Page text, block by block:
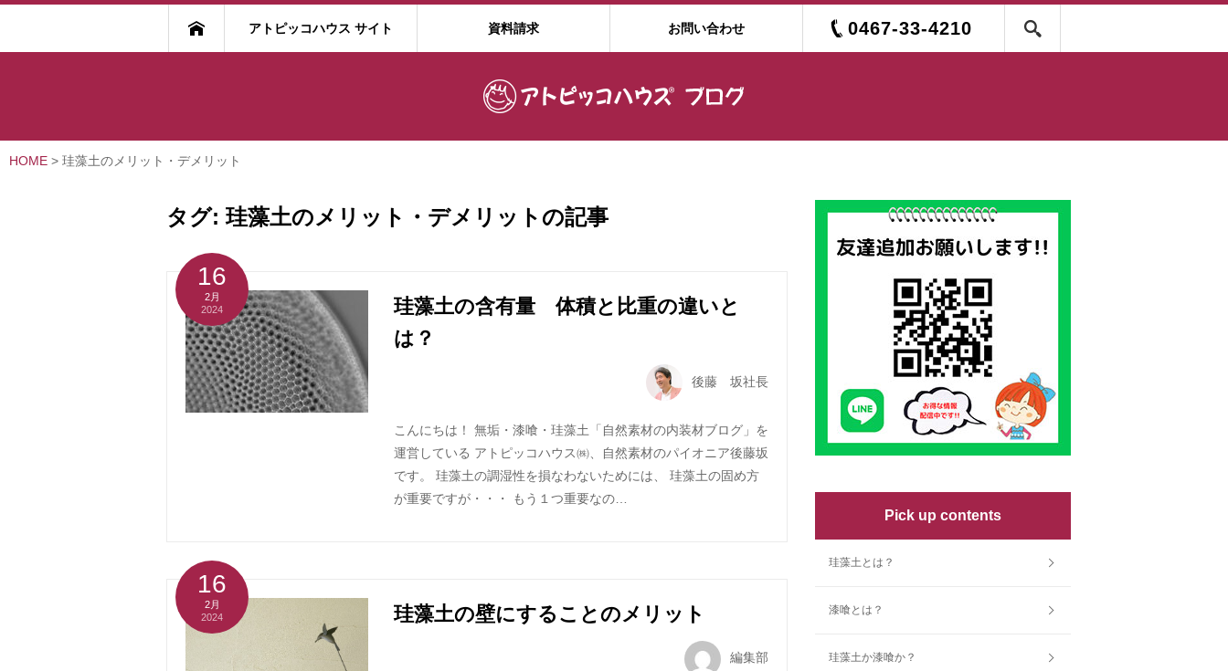
アトピッコハウス サイト 資料請求 お問い合わせ 0467-33-4210
HOME > 珪藻土のメリット・デメリット
タグ:珪藻土のメリット・デメリット の記事
16
2月
2024
珪藻土の含有量 体積と比重の違いと
は？
後藤 坂社長
こんにちは！ 無垢・漆喰・珪藻土「自然素材の内装材ブログ」を
運営している アトピッコハウス㈱、自然素材のパイオニア後藤坂
です。 珪藻土の調湿性を損なわないためには、 珪藻土の固め方
が重要ですが・・・ もう１つ重要なの…
16
2月
2024
珪藻土の壁にすることのメリット
編集部
Pick up contents
珪藻土とは？
漆喰とは？
珪藻土か漆喰か？